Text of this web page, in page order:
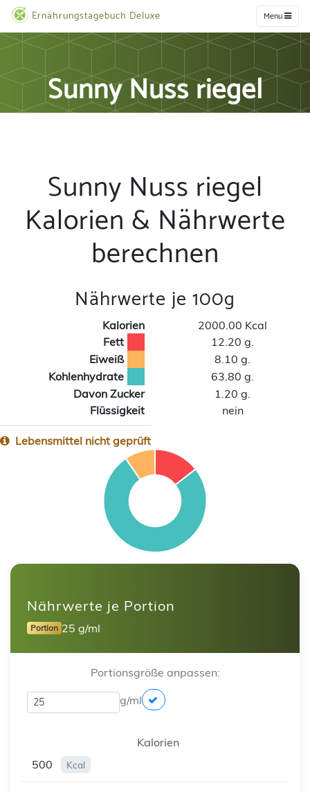
Ernährungstagebuch Deluxe Menu
Sunny Nuss riegel
Sunny Nuss riegel
Kalorien & Nährwerte
berechnen
Nährwerte je 100g
Kalorien
2000.00 Kcal
Fett
12.20 g.
Eiweiß
8.10 g.
Kohlenhydrate
63.80 g.
Davon Zucker
1.20 g.
Flüssigkeit
nein
Lebensmittel nicht geprüft
Nährwerte je Portion
Portion 25 g/ml
Portionsgröße anpassen:
g/ml
Kalorien
500
Kcal